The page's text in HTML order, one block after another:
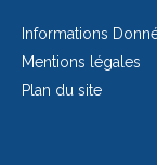
Informations
Mentions légales
Plan du site